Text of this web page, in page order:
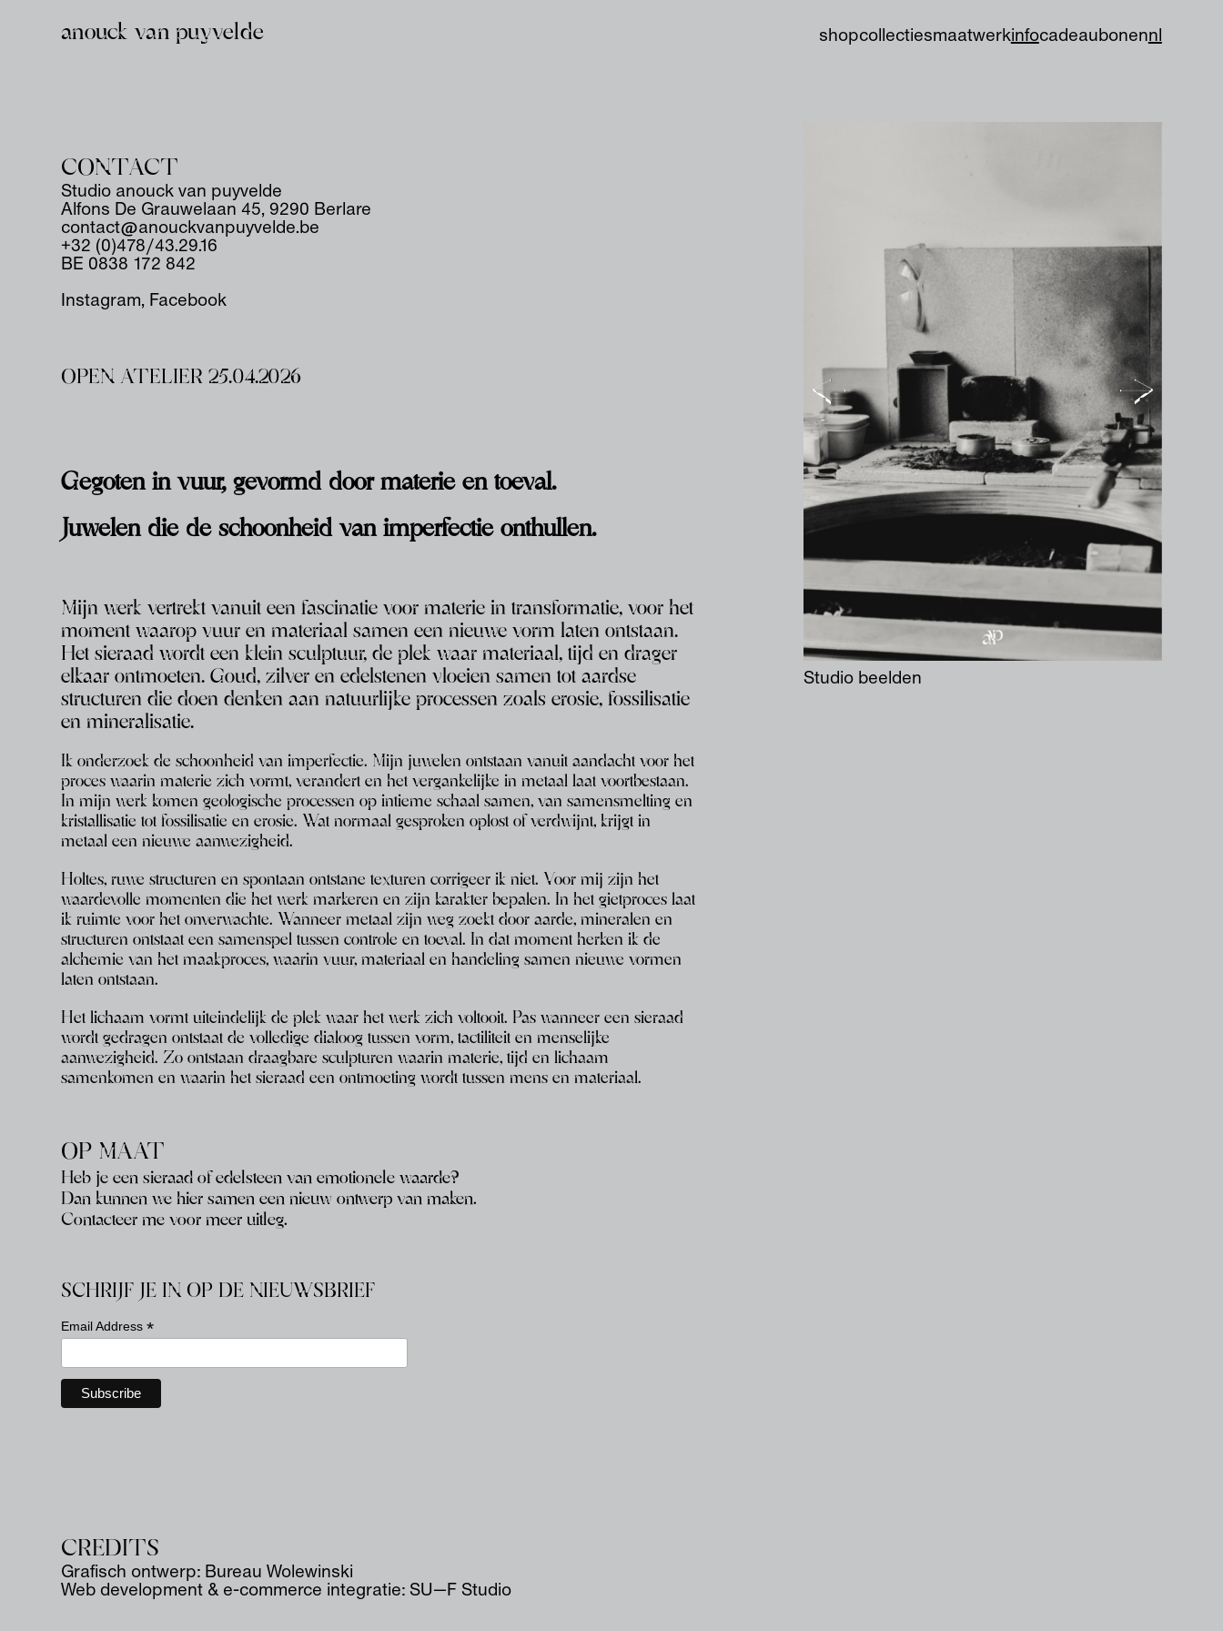
anouck van puyvelde shopcollectiesmaatwerkinfocadeaubonennl
CONTACT
Studio anouck van puyvelde
Alfons De Grauwelaan 45, 9290 Berlare
contact@anouckvanpuyvelde.be
+32 (0)478/43.29.16
BE 0838 172 842
Instagram, Facebook
OPEN ATELIER 25.04.2026
Gegoten in vuur, gevormd door materie en toeval.
Juwelen die de schoonheid van imperfectie onthullen.
Mijn werk vertrekt vanuit een fascinatie voor materie in transformatie, voor het
moment waarop vuur en materiaal samen een nieuwe vorm laten ontstaan.
Het sieraad wordt een klein sculptuur, de plek waar materiaal, tijd en drager
elkaar ontmoeten. Goud, zilver en edelstenen vloeien samen tot aardse
structuren die doen denken aan natuurlijke processen zoals erosie, fossilisatie
en mineralisatie.
Ik onderzoek de schoonheid van imperfectie. Mijn juwelen ontstaan vanuit aandacht voor het
proces waarin materie zich vormt, verandert en het vergankelijkein metaal laat voortbestaan.
In mijn werk komen geologische processen op intiemeschaal samen, van samensmelting en
kristallisatie tot fossilisatie en erosie. Watnormaal gesproken oplost of verdwijnt, krijgt in
metaal een nieuwe aanwezigheid.
Holtes, ruwe structuren en spontaan ontstane texturen corrigeer ik niet. Voor mijzijn het
waardevolle momenten die het werk markeren en zijn karakter bepalen. In het gietproces laat
ik ruimte voor het onverwachte. Wanneer metaal zijn wegzoekt door aarde, mineralen en
structuren ontstaat een samenspel tussen controleen toeval. In dat moment herken ik de
alchemie van het maakproces, waarin vuur,materiaal en handeling samen nieuwe vormen
laten ontstaan.
Het lichaam vormt uiteindelijk de plek waar het werk zich voltooit. Pas wanneer een sieraad
wordt gedragen ontstaat de volledige dialoog tussenvorm, tactiliteit en menselijke
aanwezigheid. Zo ontstaan draagbare sculpturenwaarin materie, tijd en lichaam
samenkomen en waarin hetsieraad een ontmoeting wordt tussen mens en materiaal.
OP MAAT
Heb je een sieraad of edelsteen van emotionele waarde?
Dan kunnen we hier samen een nieuw ontwerp van maken.
Contacteer me voor meer uitleg.
Studio beelden
SCHRIJF JE IN OP DE NIEUWSBRIEF
Email Address*
CREDITS
Grafisch ontwerp: Bureau Wolewinski
Web development & e-commerce integratie: SU—F Studio